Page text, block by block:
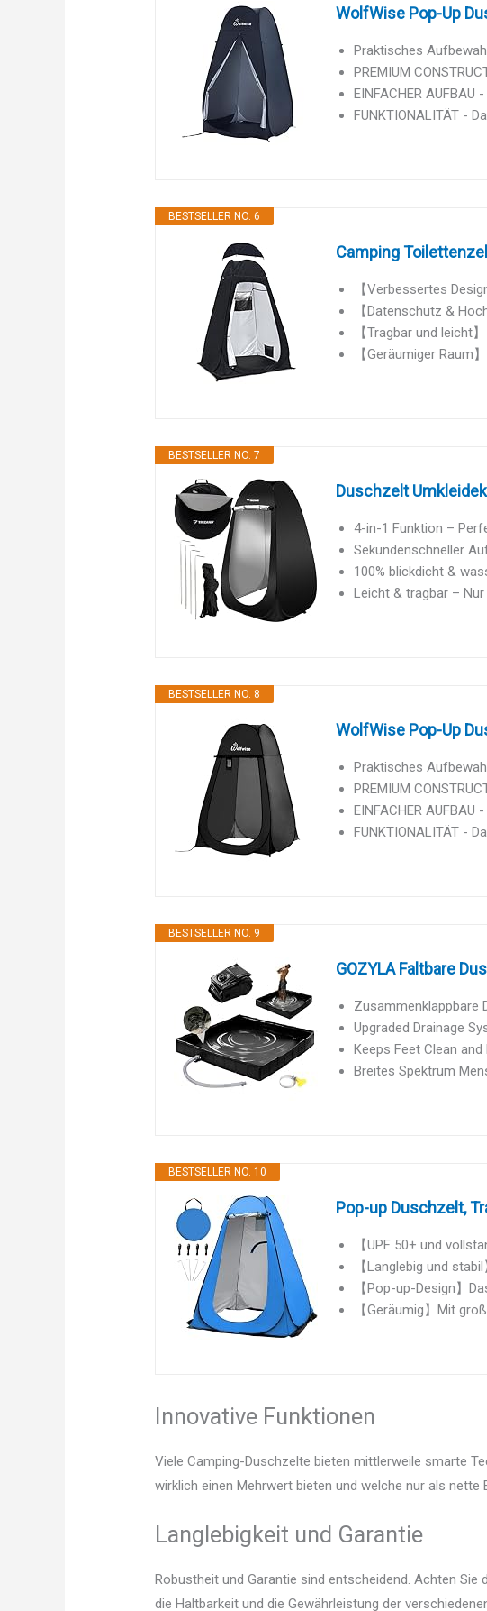
WolfWise Pop-Up
Praktisches
PREMIUM
EINFACHER
FUNKTIONALITÄT -
BESTSELLER NO. 6
Camping
【Verbessertes
【Datenschutz &
【Tragbar und leicht
【Geräumiger Raum
BESTSELLER NO. 7
Duschzelt
4-in-1 Funktion –
Sekundenschneller
100% blickdicht &
Leicht & tragbar –
BESTSELLER NO. 8
WolfWise Pop-Up
Praktisches
PREMIUM
EINFACHER
FUNKTIONALITÄT -
BESTSELLER NO. 9
GOZYLA Faltbare
Zusammenklappbare
Upgraded Drainage
Keeps Feet Clean
Breites Spektrum
BESTSELLER NO. 10
Pop-up Duschzelt,
【UPF 50+ und
【Langlebig und
【Pop-up-Design】
【Geräumig】Mit
Innovative Funktionen
Viele Camping-Duschzelte bieten mittlerweile smarte
wirklich einen Mehrwert bieten und welche nur als nette
Langlebigkeit und Garantie
Robustheit und Garantie sind entscheidend. Achten
die Haltbarkeit und die Gewährleistung der